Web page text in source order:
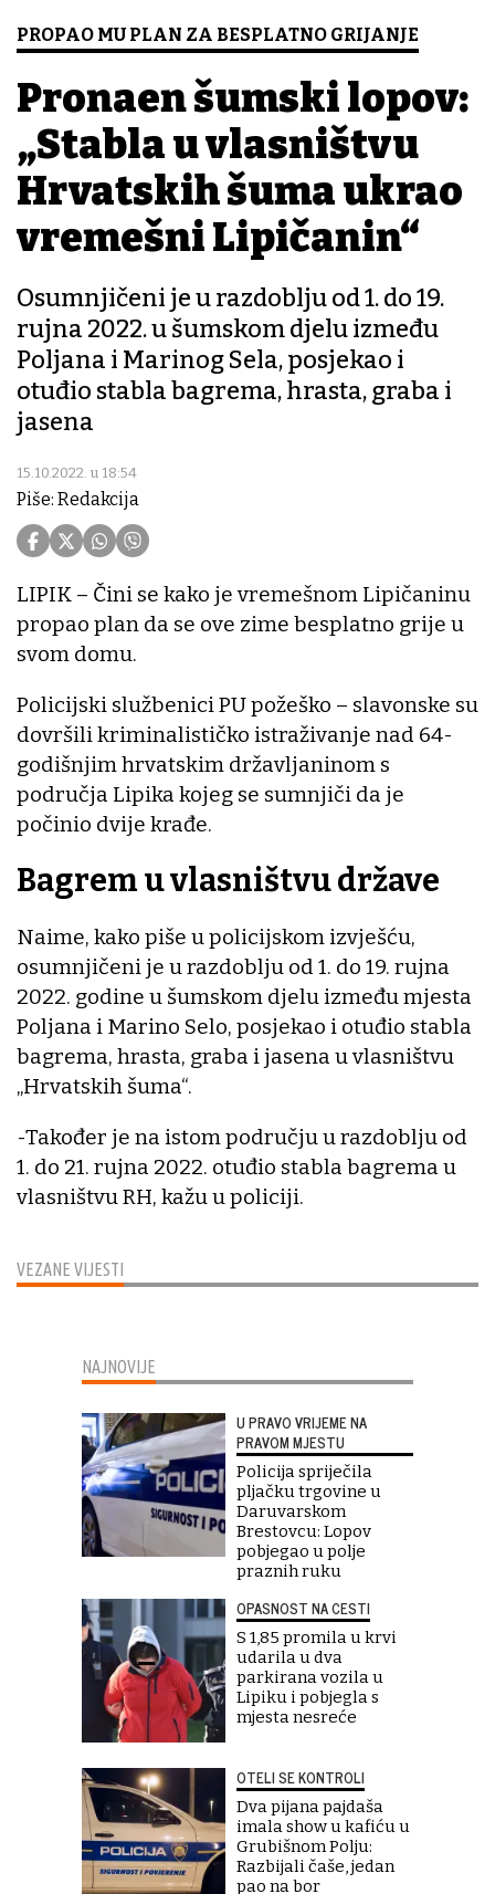
PROPAO MU PLAN ZA BESPLATNO GRIJANJE
Pronađen šumski lopov:
„Stabla u vlasništvu
Hrvatskih šuma ukrao
vremešni Lipičanin“
Osumnjičeni je u razdoblju od 1. do 19.
rujna 2022. u šumskom djelu između
Poljana i Marinog Sela, posjekao i
otuđio stabla bagrema, hrasta, graba i
jasena
15.10.2022. u 18:54
Piše: Redakcija
VEZANE VIJESTI
LIPIK – Čini se kako je vremešnom Lipičaninu
propao plan da se ove zime besplatno grije u
svom domu.
Policijski službenici PU požeško – slavonske su
dovršili kriminalističko istraživanje nad 64-
godišnjim hrvatskim državljaninom s
područja Lipika kojeg se sumnjiči da je
počinio dvije krađe.
Bagrem u vlasništvu države
Naime, kako piše u policijskom izvješću,
osumnjičeni je u razdoblju od 1. do 19. rujna
2022. godine u šumskom djelu između mjesta
Poljana i Marino Selo, posjekao i otuđio stabla
bagrema, hrasta, graba i jasena u vlasništvu
„Hrvatskih šuma“.
-Također je na istom području u razdoblju od
1. do 21. rujna 2022. otuđio stabla bagrema u
vlasništvu RH, kažu u policiji.
NAJNOVIJE
U PRAVO VRIJEME NA
PRAVOM MJESTU
Policija spriječila
pljačku trgovine u
Daruvarskom
Brestovcu: Lopov
pobjegao u polje
praznih ruku
OPASNOST NA CESTI
S 1,85 promila u krvi
udarila u dva
parkirana vozila u
Lipiku i pobjegla s
mjesta nesreće
OTELI SE KONTROLI
Dva pijana pajdaša
imala show u kafiću u
Grubišnom Polju:
Razbijali čaše, jedan
pao na bor